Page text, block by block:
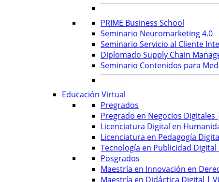
PRIME Business School
Seminario Neuromarketing 4.0
Seminario Servicio al Cliente
Diplomado Supply Chain
Seminario Contenidos para
Educación Virtual
Pregrados
Pregrado en Negocios
Licenciatura Digital en
Licenciatura en Pedagogía
Tecnología en Publicidad
Posgrados
Maestría en Innovación en
Maestría en Didáctica Digital |